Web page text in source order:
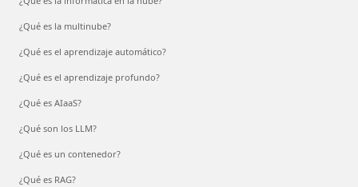
¿Qué es la multinube?
¿Qué es el aprendizaje automático?
¿Qué es el aprendizaje profundo?
¿Qué es AIaaS?
¿Qué son los LLM?
¿Qué es un contenedor?
¿Qué es RAG?